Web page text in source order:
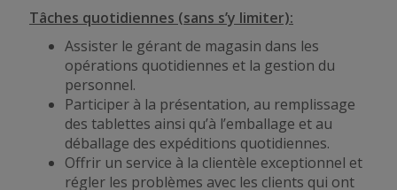
Tâches quotidiennes (sans s’y limiter):
Assister le gérant de magasin dans les
opérations quotidiennes et la gestion du
personnel.
Participer à la présentation, au remplissage
des tablettes ainsi qu’à l’emballage et au
déballage des expéditions quotidiennes.
Offrir un service à la clientèle exceptionnel et
régler les problèmes avec les clients qui ont